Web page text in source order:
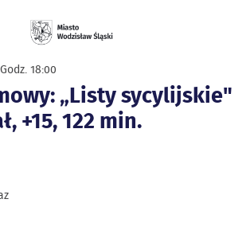
18:00
„Listy sycylijskie"
+15, 122 min.